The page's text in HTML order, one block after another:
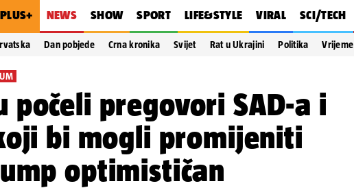
PLUS+ NEWS SHOW SPORT LIFE&STYLE VIRAL SCI/TECH
Dan pobjede Crna kronika Svijet Rat u Ukrajini Politika Vrijeme
počeli pregovori SAD-a i
bi mogli promijeniti
optimističan